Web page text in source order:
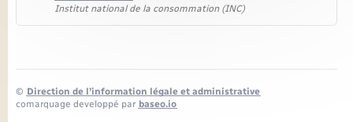
Institut national de la consommation (INC)
© Direction de l’information légale et administrative
comarquage developpé par baseo.io